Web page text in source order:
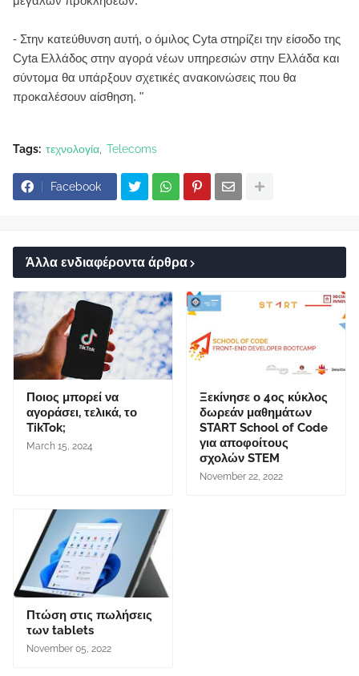
- Στην κατεύθυνση αυτή, ο όμιλος Cyta στηρίζει την είσοδο της
Cyta Ελλάδος στην αγορά νέων υπηρεσιών στην Ελλάδα και
σύντομα θα υπάρξουν σχετικές ανακοινώσεις που θα
προκαλέσουν αίσθηση. "
Tags: τεχνολογία Telecoms
Facebook
Άλλα ενδιαφέροντα άρθρα
Ποιος μπορεί να
αγοράσει, τελικά, το
TikTok;
March 15, 2024
Ξεκίνησε ο 4ος κύκλος
δωρεάν μαθημάτων
START School of Code
για αποφοίτους
σχολών STEM
November 22, 2022
Πτώση στις πωλήσεις
των tablets
November 05, 2022